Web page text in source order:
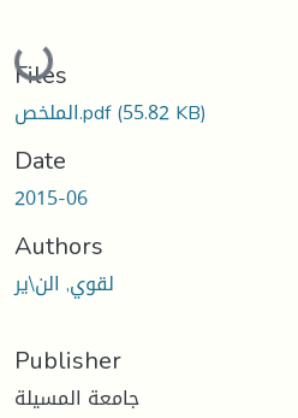
Loading...
Files
الملخص.pdf(55.82 KB)
Date
2015-06
Authors
لقوي, الن\ير
Publisher
جامعة المسيلة